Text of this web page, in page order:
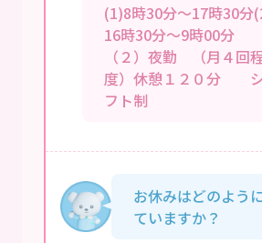
(1)8時30分～17時30分
16時30分～9時00分
（２）夜勤 （月４回
度）休憩１２０分
フト制
お休みはどのよう
ていますか？